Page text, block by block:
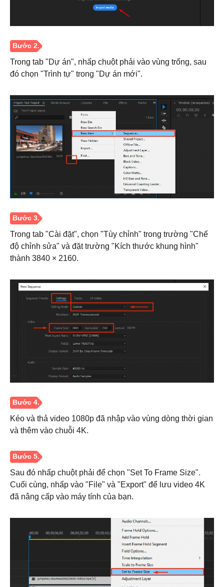
Bước 2.
Trong tab "Dự án", nhấp chuột phải vào vùng trống, sau
đó chọn "Trình tự" trong "Dự án mới".
Trong tab "Cài đặt", chọn "Tùy chỉnh" trong trường "Chế
độ chỉnh sửa" và đặt trường "Kích thước khung hình"
thành 3840 × 2160.
Kéo và thả video 1080p đã nhập vào vùng dòng thời gian
và thêm vào chuỗi 4K.
Sau đó nhấp chuột phải để chọn "Set To Frame Size".
Cuối cùng, nhấp vào "File" và "Export" để lưu video 4K
đã nâng cấp vào máy tính của bạn.